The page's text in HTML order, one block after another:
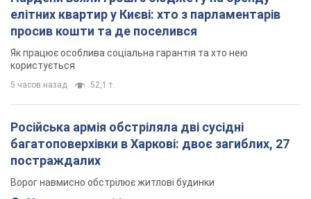
елітних квартир у Києві: хто з парламентарів
просив кошти та де поселився
Як працює особлива соціальна гарантія та хто нею
користується
5 часов назад 52,1 т.
Російська армія обстріляла дві сусідні
багатоповерхівки в Харкові: двоє загиблих, 27
постраждалих
Ворог навмисно обстрілює житлові будинки